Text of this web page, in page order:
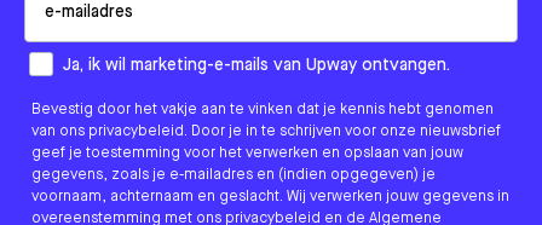
How would you like to hear from us?
Ja, ik wil marketing-e-mails van Upway ontvangen.
Bevestig door het vakje aan te vinken dat je kennis hebt genomen
van ons privacybeleid. Door je in te schrijven voor onze nieuwsbrief
geef je toestemming voor het verwerken en opslaan van jouw
gegevens, zoals je e-mailadres en (indien opgegeven) je
voornaam, achternaam en geslacht. Wij verwerken jouw gegevens in
overeenstemming met ons privacybeleid en de Algemene